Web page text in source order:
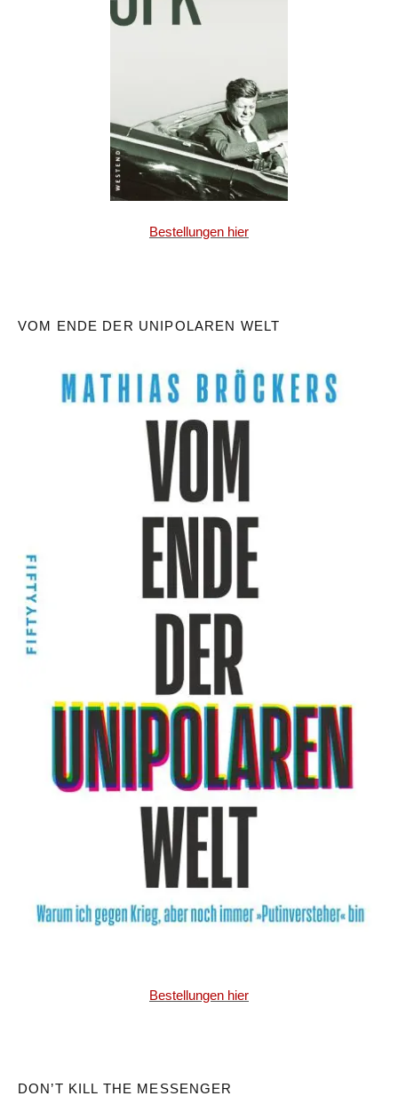
Bestellungen hier
VOM ENDE DER UNIPOLAREN WELT
Bestellungen hier
DON’T KILL THE MESSENGER